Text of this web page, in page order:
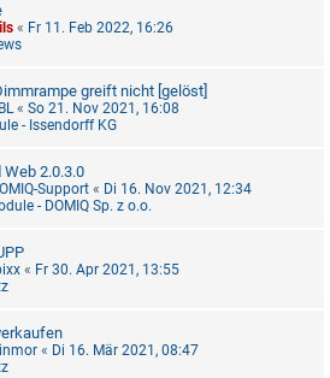
« Fr 11. Feb 2022, 16:26
greift nicht [gelöst]
« So 21. Nov 2021, 16:08
- Issendorff KG
2.0.3.0
Support « Di 16. Nov 2021, 12:34
- DOMIQ Sp. z o.o.
« Fr 30. Apr 2021, 13:55
« Di 16. Mär 2021, 08:47